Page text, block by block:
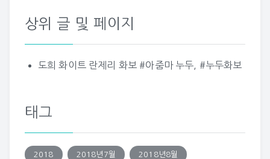
상위 글 및 페이지
도희 화이트 란제리 화보 #아줌마 누두, #누두화보
태그
2018 2018년7월 2018년8월